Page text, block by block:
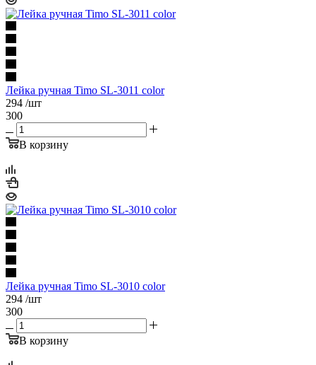
Лейка ручная Timo SL-3011 color
294 /шт
300
В корзину
Лейка ручная Timo SL-3010 color
294 /шт
300
В корзину